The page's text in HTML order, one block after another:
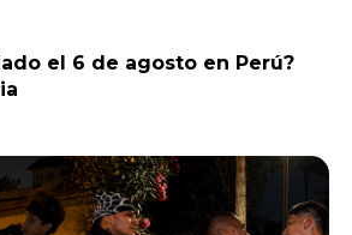
el 6 de agosto en Perú?